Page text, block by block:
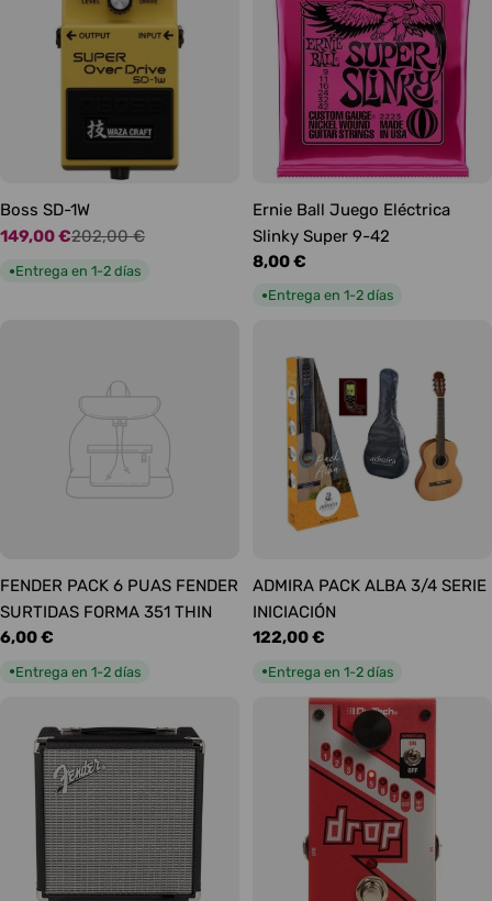
Boss SD-1W
Precio
de
149,00 €
Precio
habitual
202,00 €
●Entrega en 1-2 días
Ernie Ball Juego Eléctrica
Slinky Super 9-42
Precio
habitual
8,00 €
●Entrega en 1-2 días
FENDER PACK 6 PUAS FENDER
SURTIDAS FORMA 351 THIN
Precio
6,00 €
●Entrega en 1-2 días
ADMIRA PACK ALBA 3/4 SERIE
INICIACIÓN
Precio
122,00 €
●Entrega en 1-2 días